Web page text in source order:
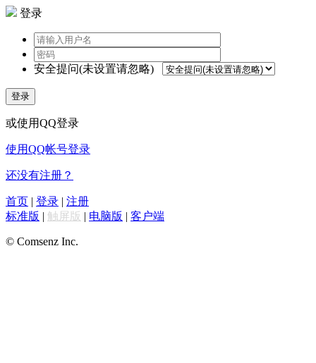
登录
安全提问(未设置请忽略)
登录
或使用QQ登录
使用QQ帐号登录
还没有注册？
首页 | 登录 | 注册
标准版 | 触屏版 | 电脑版 | 客户端
© Comsenz Inc.